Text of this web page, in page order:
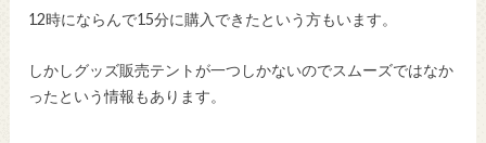
12時にならんで15分に購入できたという方もいます。
しかしグッズ販売テントが一つしかないのでスムーズではなか
ったという情報もあります。